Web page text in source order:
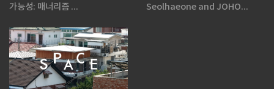
가능성: 매너리즘 ...
Seolhaeone and JOHO...